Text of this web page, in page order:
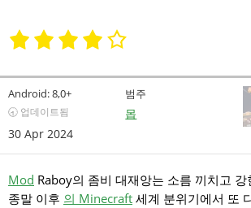
Android:8,0+
🕣 업데이트됨
30 Apr 2024
범주
몹
Mod Raboy의 좀비 대재앙는 소름 끼치고
종말 이후 의 Minecraft 세계 분위기에서 또